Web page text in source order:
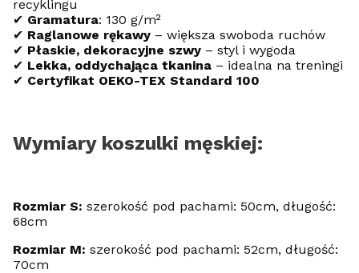
recyklingu
✔ Gramatura: 130 g/m²
✔ Raglanowe rękawy – większa swoboda ruchów
✔ Płaskie, dekoracyjne szwy – styl i wygoda
✔ Lekka, oddychająca tkanina – idealna na treningi
✔ Certyfikat OEKO-TEX Standard 100
Wymiary koszulki męskiej:
Rozmiar S: szerokość pod pachami: 50cm, długość:
68cm
Rozmiar M: szerokość pod pachami: 52cm, długość:
70cm